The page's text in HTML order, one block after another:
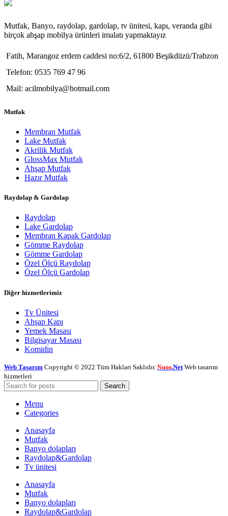
Mutfak, Banyo, raydolap, gardolap, tv ünitesi, kapı, veranda gibi
birçok ahşap mobilya ürünleri imalatı yapmaktayız
Fatih, Marangoz erdem caddesi no:6/2, 61800 Beşikdüzü/Trabzon
Telefon: 0535 769 47 96
Mail: acilmobilya@hotmail.com
Mutfak
Membran Mutfak
Lake Mutfak
Akrilik Mutfak
GlossMax Mutfak
Ahşap Mutfak
Hazır Mutfak
Raydolap & Gardolap
Raydolap
Lake Gardolap
Membran Kapak Gardolap
Gömme Raydolap
Gömme Gardolap
Özel Ölçü Raydolap
Özel Ölçü Gardolap
Diğer hizmetlerimiz
Tv Ünitesi
Ahşap Kapı
Yemek Masası
Bilgisayar Masası
Komidin
Web Tasarım Copyright © 2022 Tüm Hakları Saklıdır. Nuoo.Net Web tasarım
hizmetleri
Search
Menu
Categories
Anasayfa
Mutfak
Banyo dolapları
Raydolap&Gardolap
Tv ünitesi
Anasayfa
Mutfak
Banyo dolapları
Raydolap&Gardolap